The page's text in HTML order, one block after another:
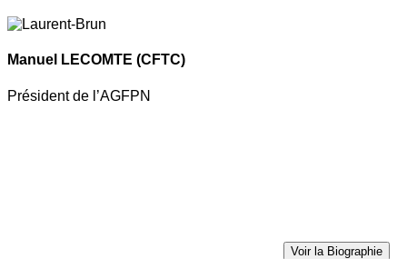
Manuel LECOMTE (CFTC)
Président de l’AGFPN
Voir la Biographie